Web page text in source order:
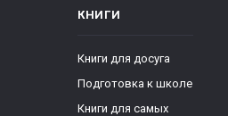
КНИГИ
Книги для досуга
Подготовка к школе
Книги для самых